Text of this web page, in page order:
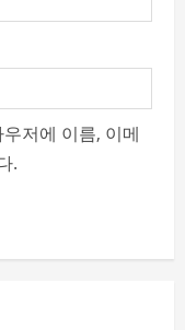
저에 이름, 이메
.